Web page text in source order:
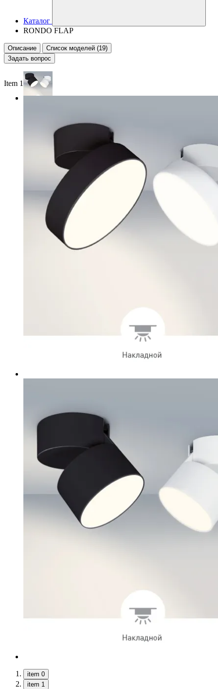
Каталог
RONDO FLAP
Описание
Список моделей (19)
Задать вопрос
Item 1 of 2
item 0
item 1